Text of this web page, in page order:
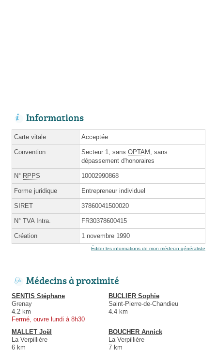
Informations
Carte vitale Acceptée
Convention Secteur 1, sans OPTAM , sans
dépassement d'honoraires
N° RPPS 10002990868
Forme juridique Entrepreneur individuel
SIRET 37860041500020
N° TVA Intra. FR30378600415
Création 1 novembre 1990
Éditer les informations de mon médecin généraliste
Médecins à proximité
SENTIS Stéphane
Grenay
4.2 km
Fermé, ouvre lundi à 8h30
BUCLIER Sophie
Saint-Pierre-de-Chandieu
4.4 km
MALLET Joël
La Verpillière
6 km
BOUCHER Annick
La Verpillière
7 km